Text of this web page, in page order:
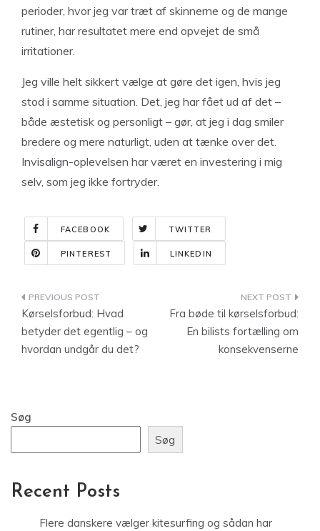
perioder, hvor jeg var træt af skinnerne og de mange
rutiner, har resultatet mere end opvejet de små
irritationer.
Jeg ville helt sikkert vælge at gøre det igen, hvis jeg
stod i samme situation. Det, jeg har fået ud af det –
både æstetisk og personligt – gør, at jeg i dag smiler
bredere og mere naturligt, uden at tænke over det.
Invisalign-oplevelsen har været en investering i mig
selv, som jeg ikke fortryder.
FACEBOOK TWITTER
PINTEREST LINKEDIN
Indlægsnavigation
Kørselsforbud: Hvad
betyder det egentlig – og
hvordan undgår du det?
Fra bøde til kørselsforbud:
En bilists fortælling om
konsekvenserne
Søg
Søg
Recent Posts
Flere danskere vælger kitesurfing og sådan har